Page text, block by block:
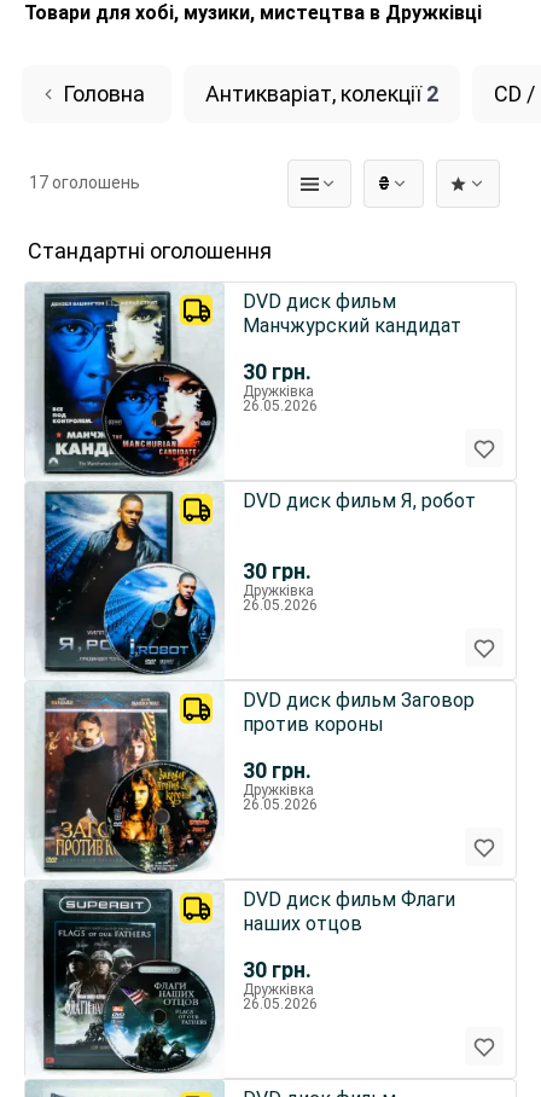
Товари для хобі, музики, мистецтва в Дружківці
Головна Антикваріат, колекції 2 CD /
₴
17 оголошень
Стандартні оголошення
30 грн.
DVD диск фильм
Манчжурский кандидат
Дружківка
26.05.2026
30 грн.
DVD диск фильм Я, робот
Дружківка
26.05.2026
30 грн.
DVD диск фильм Заговор
против короны
Дружківка
26.05.2026
30 грн.
DVD диск фильм Флаги
наших отцов
Дружківка
26.05.2026